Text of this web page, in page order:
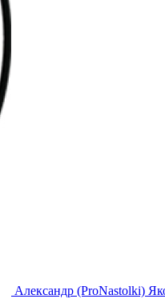
Александр (ProNastolki)